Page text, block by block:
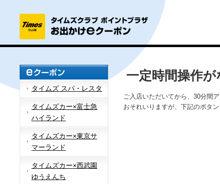
タイムズ スパ・レスタ
タイムズカー×富士急
ハイランド
タイムズカー×東京サ
マーランド
タイムズカー×西武園
ゆうえんち
一定時間操作
ご入店いただいてから、30分間
おそれいりますが、下記のボタ